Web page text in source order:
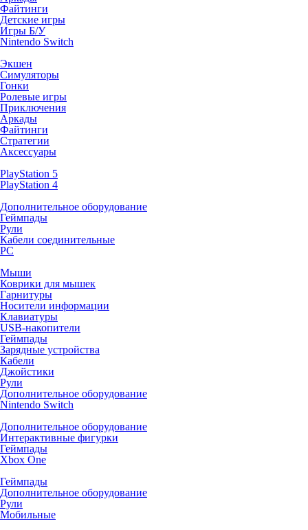
Файтинги
Детские игры
Игры Б/У
Nintendo Switch
Экшен
Симуляторы
Гонки
Ролевые игры
Приключения
Аркады
Файтинги
Стратегии
Аксессуары
PlayStation 5
PlayStation 4
Дополнительное оборудование
Геймпады
Рули
Кабели соединительные
PC
Мыши
Коврики для мышек
Гарнитуры
Носители информации
Клавиатуры
USB-накопители
Геймпады
Зарядные устройства
Кабели
Джойстики
Рули
Дополнительное оборудование
Nintendo Switch
Дополнительное оборудование
Интерактивные фигурки
Геймпады
Xbox One
Геймпады
Дополнительное оборудование
Рули
Мобильные